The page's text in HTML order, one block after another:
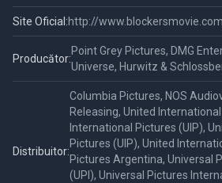
Site Oficial:http://
Producător:
Point Grey Pictures, DMG
Universe, Hurwitz &
Distribuitor:
Columbia Pictures, NOS
Releasing, United
International Pictures (UIP),
Pictures (UIP), United
Pictures Argentina, Universal
(UPI), Universal Pictures